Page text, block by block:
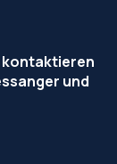
kontaktieren
und